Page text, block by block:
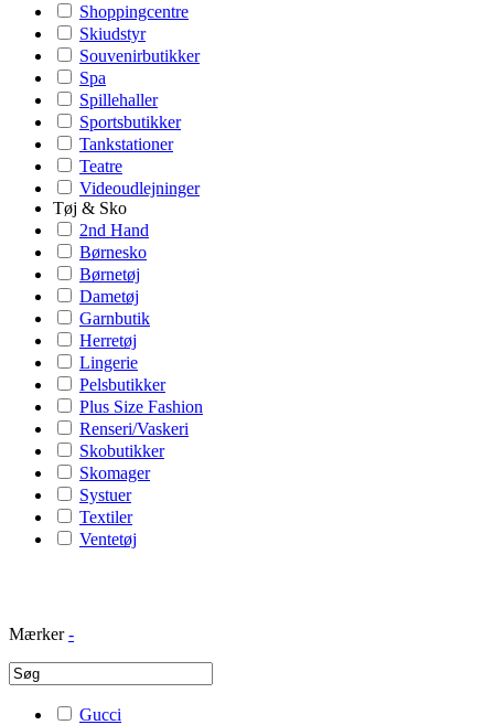
Shoppingcentre
Skiudstyr
Souvenirbutikker
Spa
Spillehaller
Sportsbutikker
Tankstationer
Teatre
Videoudlejninger
Tøj & Sko
2nd Hand
Børnesko
Børnetøj
Dametøj
Garnbutik
Herretøj
Lingerie
Pelsbutikker
Plus Size Fashion
Renseri/Vaskeri
Skobutikker
Skomager
Systuer
Textiler
Ventetøj
Mærker -
Gucci